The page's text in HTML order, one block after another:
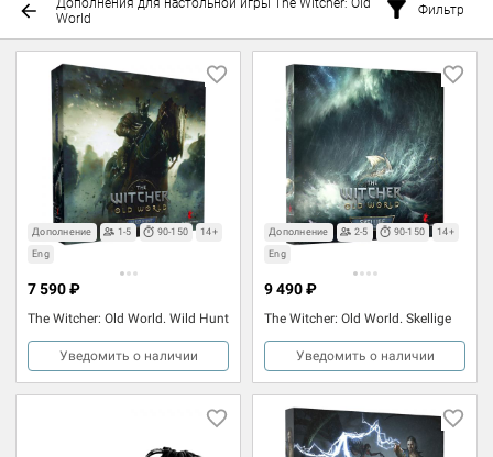
World
Фильтр
Дополнение 1-5 90-150
14+
Eng
The Witcher: Old World. Wild Hunt
7 590 ₽
Уведомить о наличии
Дополнение 2-5 90-150
14+
Eng
The Witcher: Old World. Skellige
9 490 ₽
Уведомить о наличии